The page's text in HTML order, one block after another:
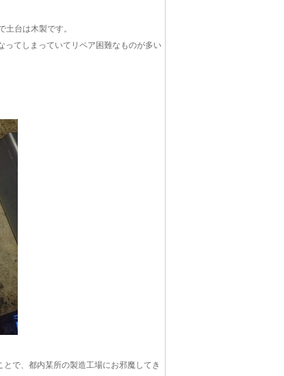
台は木製です。
ってしまっていてリペア困難なものが多い
で、都内某所の製造工場にお邪魔してき